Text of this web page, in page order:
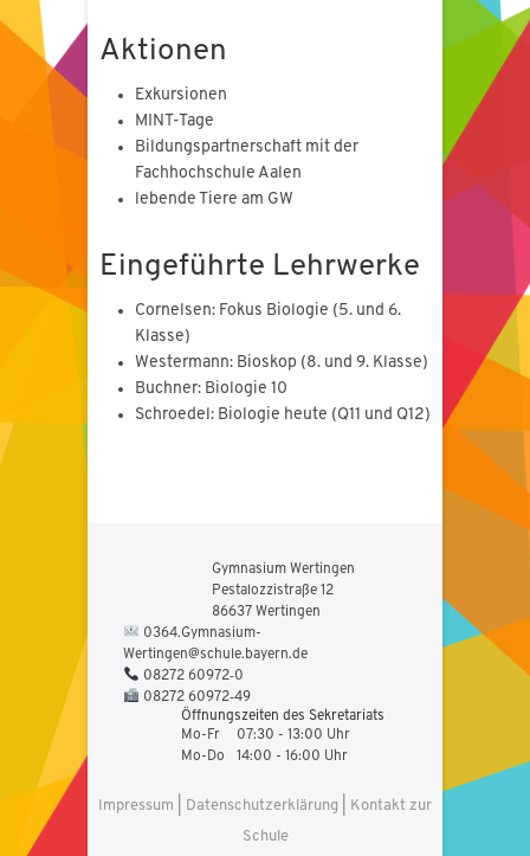
Aktionen
Exkursionen
MINT-Tage
Bildungspartnerschaft mit der
Fachhochschule Aalen
lebende Tiere am GW
Eingeführte Lehrwerke
Cornelsen: Fokus Biologie (5. und 6.
Klasse)
Westermann: Bioskop (8. und 9. Klasse)
Buchner: Biologie 10
Schroedel: Biologie heute (Q11 und Q12)
Gymnasium Wertingen
Pestalozzistraße 12
86637 Wertingen
0364.Gymnasium-
Wertingen@schule.bayern.de
08272 60972‑0
08272 60972‑49
Öffnungszeiten des Sekretariats
Mo-Fr
07:30 - 13:00 Uhr
Mo-Do
14:00 - 16:00 Uhr
Impressum Datenschutzerklärung
Kontakt zur
Schule